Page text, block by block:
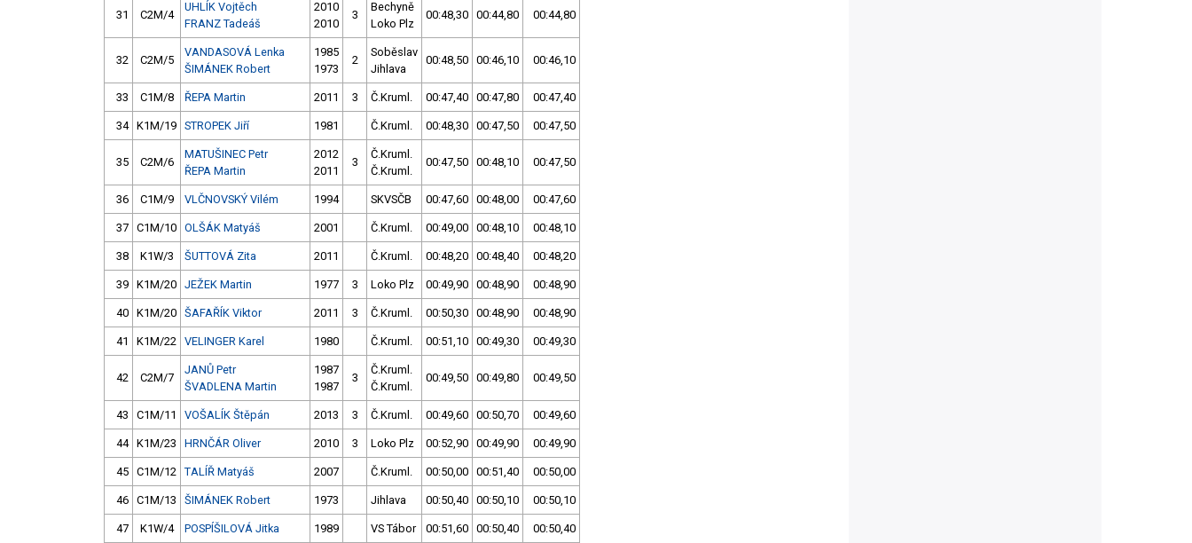
31 C2M/4
UHLÍK Vojtěch
FRANZ Tadeáš
2010
2010
3
Bechyně
Loko Plz
00:48,30 00:44,80 00:44,80
32 C2M/5
VANDASOVÁ Lenka
ŠIMÁNEK Robert
1985
1973
2
Soběslav
Jihlava
00:48,50 00:46,10 00:46,10
33 C1M/8 ŘEPA Martin 2011 3 Č.Kruml. 00:47,40 00:47,80 00:47,40
34 K1M/19 STROPEK Jiří 1981 Č.Kruml. 00:48,30 00:47,50 00:47,50
35 C2M/6
MATUŠINEC Petr
ŘEPA Martin
2012
2011
3
Č.Kruml.
Č.Kruml.
00:47,50 00:48,10 00:47,50
36 C1M/9 VLČNOVSKÝ Vilém 1994 SKVSČB 00:47,60 00:48,00 00:47,60
37 C1M/10 OLŠÁK Matyáš 2001 Č.Kruml. 00:49,00 00:48,10 00:48,10
38 K1W/3 ŠUTTOVÁ Zita 2011 Č.Kruml. 00:48,20 00:48,40 00:48,20
39 K1M/20 JEŽEK Martin 1977 3 Loko Plz 00:49,90 00:48,90 00:48,90
40 K1M/20 ŠAFAŘÍK Viktor 2011 3 Č.Kruml. 00:50,30 00:48,90 00:48,90
41 K1M/22 VELINGER Karel 1980 Č.Kruml. 00:51,10 00:49,30 00:49,30
42 C2M/7
JANŮ Petr
ŠVADLENA Martin
1987
1987
3
Č.Kruml.
Č.Kruml.
00:49,50 00:49,80 00:49,50
43 C1M/11 VOŠALÍK Štěpán 2013 3 Č.Kruml. 00:49,60 00:50,70 00:49,60
44 K1M/23 HRNČÁR Oliver 2010 3 Loko Plz 00:52,90 00:49,90 00:49,90
45 C1M/12 TALÍŘ Matyáš 2007 Č.Kruml. 00:50,00 00:51,40 00:50,00
46 C1M/13 ŠIMÁNEK Robert 1973 Jihlava 00:50,40 00:50,10 00:50,10
47 K1W/4 POSPÍŠILOVÁ Jitka 1989 VS Tábor 00:51,60 00:50,40 00:50,40